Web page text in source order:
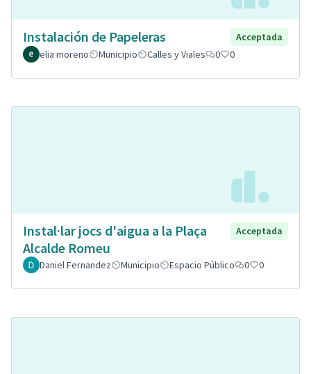
Instalación de Papeleras
Acceptada
elia moreno
Municipio Calles y Viales 0 0
Instal·lar jocs d'aigua a la Plaça
Alcalde Romeu
Acceptada
Daniel Fernandez Municipio Espacio Público 0 0